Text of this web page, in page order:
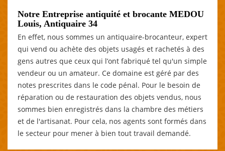
Notre Entreprise antiquité et brocante MEDOU
Louis, Antiquaire 34
En effet, nous sommes un antiquaire-brocanteur, expert
qui vend ou achète des objets usagés et rachetés à des
gens autres que ceux qui l’ont fabriqué tel qu'un simple
vendeur ou un amateur. Ce domaine est géré par des
notes prescrites dans le code pénal. Pour le besoin de
réparation ou de restauration des objets vendus, nous
sommes bien enregistrés dans la chambre des métiers
et de l'artisanat. Pour cela, nos agents sont formés dans
le secteur pour mener à bien tout travail demandé.